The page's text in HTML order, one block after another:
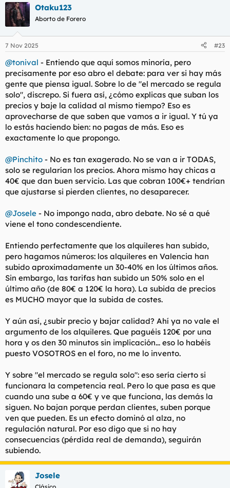
c
c
e
:
Otaku123
Aborto de Forero
7 Nov 2025 #23
@tonival - Entiendo que aquí somos minoría, pero
precisamente por eso abro el debate: para ver si hay más
gente que piensa igual. Sobre lo de "el mercado se regula
solo", discrepo. Si fuera así, ¿cómo explicas que suban los
precios y baje la calidad al mismo tiempo? Eso es
aprovecharse de que saben que vamos a ir igual. Y tú ya
lo estás haciendo bien: no pagas de más. Eso es
exactamente lo que propongo.
@Pinchito - No es tan exagerado. No se van a ir TODAS,
solo se regularían los precios. Ahora mismo hay chicas a
40€ que dan buen servicio. Las que cobran 100€+ tendrían
que ajustarse si pierden clientes, no desaparecer.
@Josele - No impongo nada, abro debate. No sé a qué
viene el tono condescendiente.
Entiendo perfectamente que los alquileres han subido,
pero hagamos números: los alquileres en Valencia han
subido aproximadamente un 30-40% en los últimos años.
Sin embargo, las tarifas han subido un 50% solo en el
último año (de 80€ a 120€ la hora). La subida de precios
es MUCHO mayor que la subida de costes.
Y aún así, ¿subir precio y bajar calidad? Ahí ya no vale el
argumento de los alquileres. Que paguéis 120€ por una
hora y os den 30 minutos sin implicación... eso lo habéis
puesto VOSOTROS en el foro, no me lo invento.
Y sobre "el mercado se regula solo": eso sería cierto si
funcionara la competencia real. Pero lo que pasa es que
cuando una sube a 60€ y ve que funciona, las demás la
siguen. No bajan porque perdan clientes, suben porque
ven que pueden. Es un efecto dominó al alza, no
regulación natural. Por eso digo que si no hay
consecuencias (pérdida real de demanda), seguirán
subiendo.
Josele